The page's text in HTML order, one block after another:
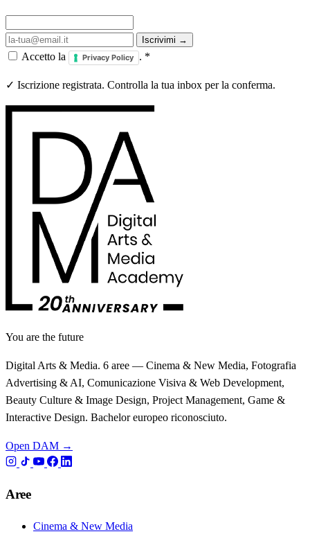
Iscrivimi →
Accetto la Privacy Policy . *
✓ Iscrizione registrata. Controlla la tua inbox per la conferma.
You are the future
Digital Arts & Media. 6 aree — Cinema & New Media, Fotografia
Advertising & AI, Comunicazione Visiva & Web Development,
Beauty Culture & Image Design, Project Management, Game &
Interactive Design. Bachelor europeo riconosciuto.
Open DAM →
Aree
Cinema & New Media